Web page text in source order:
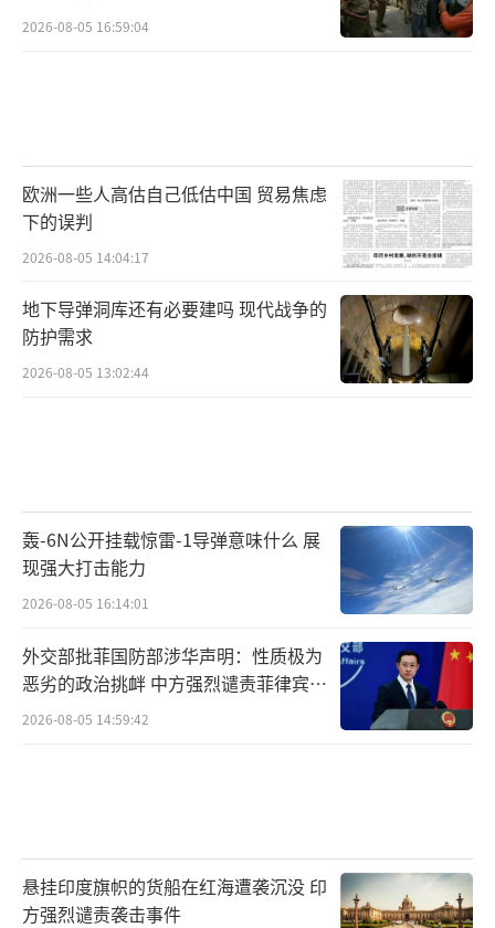
2026-08-05 16:59:04
欧洲一些人高估自己低估中国 贸易焦虑
下的误判
2026-08-05 14:04:17
地下导弹洞库还有必要建吗 现代战争的
防护需求
2026-08-05 13:02:44
轰-6N公开挂载惊雷-1导弹意味什么 展
现强大打击能力
2026-08-05 16:14:01
外交部批菲国防部涉华声明：性质极为
恶劣的政治挑衅 中方强烈谴责菲律宾行
为
2026-08-05 14:59:42
悬挂印度旗帜的货船在红海遭袭沉没 印
方强烈谴责袭击事件